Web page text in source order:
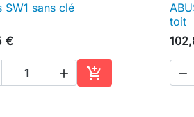
 Aperçu rapide
SW1 sans clé
€
 
Ajouter au panier
toit
